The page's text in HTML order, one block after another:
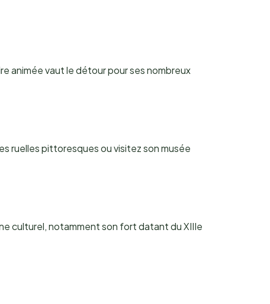
animée vaut le détour pour ses nombreux
ruelles pittoresques ou visitez son musée
culturel, notamment son fort datant du XIIIe